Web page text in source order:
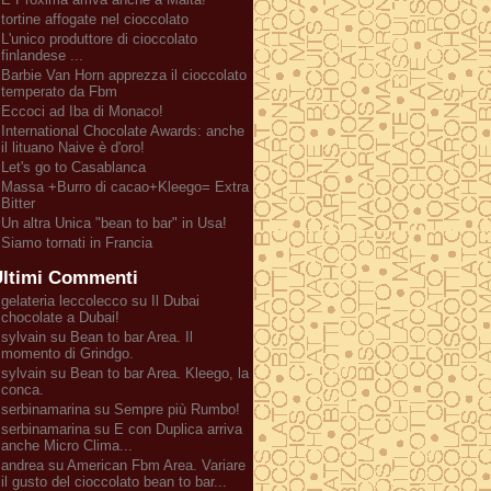
tortine affogate nel cioccolato
L'unico produttore di cioccolato
finlandese ...
Barbie Van Horn apprezza il cioccolato
temperato da Fbm
Eccoci ad Iba di Monaco!
International Chocolate Awards: anche
il lituano Naive è d'oro!
Let's go to Casablanca
Massa +Burro di cacao+Kleego= Extra
Bitter
Un altra Unica "bean to bar" in Usa!
Siamo tornati in Francia
Commenti
gelateria leccolecco su Il Dubai
chocolate a Dubai!
sylvain su Bean to bar Area. Il
momento di Grindgo.
sylvain su Bean to bar Area. Kleego, la
conca.
serbinamarina su Sempre più Rumbo!
serbinamarina su E con Duplica arriva
anche Micro Clima...
andrea su American Fbm Area. Variare
il gusto del cioccolato bean to bar...